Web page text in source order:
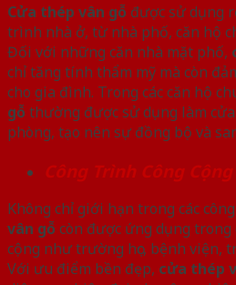
Cửa thép vân gỗ được sử dụng
trình nhà ở, từ nhà phố, căn hộ
Đối với những căn nhà mặt phố,
chỉ tăng tính thẩm mỹ mà còn
cho gia đình. Trong các căn hộ
gỗ thường được sử dụng làm
phòng, tạo nên sự đồng bộ và
Công Trình Công Cộng
Không chỉ giới hạn trong các
vân gỗ còn được ứng dụng trong
cộng như trường học, bệnh viện,
Với ưu điểm bền đẹp, cửa thép